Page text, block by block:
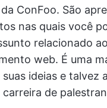
ConFoo. São
nas quais você
relacionado ao
web. É uma
ideias e talvez
carreira de